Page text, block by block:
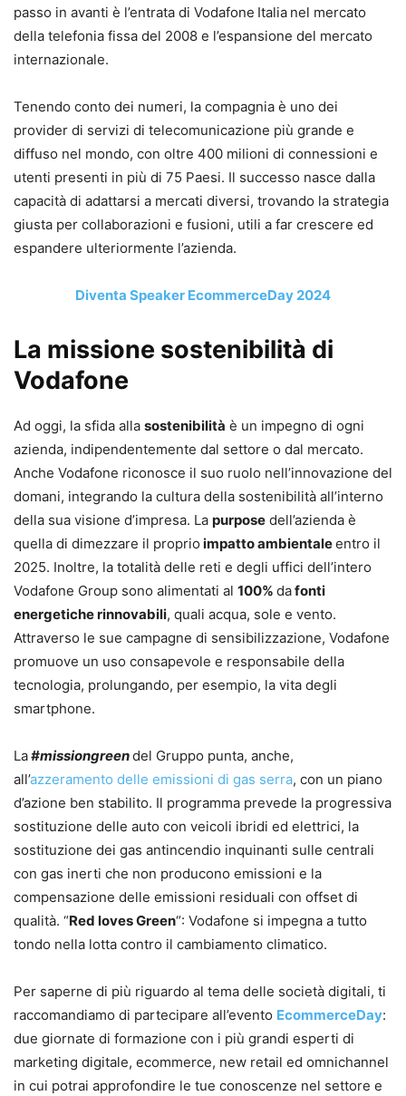
passo in avanti è l’entrata di Vodafone Italia nel mercato
della telefonia fissa del 2008 e l’espansione del mercato
internazionale.
Tenendo conto dei numeri, la compagnia è uno dei
provider di servizi di telecomunicazione più grande e
diffuso nel mondo, con oltre 400 milioni di connessioni e
utenti presenti in più di 75 Paesi. Il successo nasce dalla
capacità di adattarsi a mercati diversi, trovando la strategia
giusta per collaborazioni e fusioni, utili a far crescere ed
espandere ulteriormente l’azienda.
Diventa Speaker EcommerceDay 2024
La missione sostenibilità di
Vodafone
Ad oggi, la sfida alla sostenibilità è un impegno di ogni
azienda, indipendentemente dal settore o dal mercato.
Anche Vodafone riconosce il suo ruolo nell’innovazione del
domani, integrando la cultura della sostenibilità all’interno
della sua visione d’impresa. La purpose dell’azienda è
quella di dimezzare il proprio impatto ambientaleentro il
2025. Inoltre, la totalità delle reti e degli uffici dell’intero
Vodafone Group sono alimentati al 100% dafonti
energetiche rinnovabili, quali acqua, sole e vento.
Attraverso le sue campagne di sensibilizzazione, Vodafone
promuove un uso consapevole e responsabile della
tecnologia, prolungando, per esempio, la vita degli
smartphone.
La#missiongreendel Gruppo punta, anche,
all’azzeramento delle emissioni di gas serra, con un piano
d’azione ben stabilito. Il programma prevede la progressiva
sostituzione delle auto con veicoli ibridi ed elettrici, la
sostituzione dei gas antincendio inquinanti sulle centrali
con gas inerti che non producono emissioni e la
compensazione delle emissioni residuali con offset di
qualità. “Red loves Green“: Vodafone si impegna a tutto
tondo nella lotta contro il cambiamento climatico.
Per saperne di più riguardo al tema delle società digitali, ti
raccomandiamo di partecipare all’evento EcommerceDay:
due giornate di formazione con i più grandi esperti di
marketing digitale, ecommerce, new retail ed omnichannel
in cui potrai approfondire le tue conoscenze nel settore e